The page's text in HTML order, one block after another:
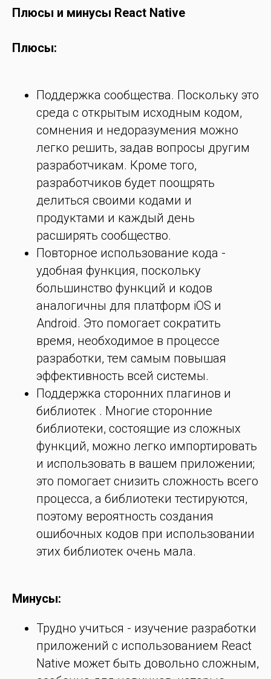
Плюсы и минусы React Native
Плюсы:
Поддержка сообщества. Поскольку это
среда с открытым исходным кодом,
сомнения и недоразумения можно
легко решить, задав вопросы другим
разработчикам. Кроме того,
разработчиков будет поощрять
делиться своими кодами и
продуктами и каждый день
расширять сообщество.
Повторное использование кода -
удобная функция, поскольку
большинство функций и кодов
аналогичны для платформ iOS и
Android. Это помогает сократить
время, необходимое в процессе
разработки, тем самым повышая
эффективность всей системы.
Поддержка сторонних плагинов и
библиотек . Многие сторонние
библиотеки, состоящие из сложных
функций, можно легко импортировать
и использовать в вашем приложении;
это помогает снизить сложность всего
процесса, а библиотеки тестируются,
поэтому вероятность создания
ошибочных кодов при использовании
этих библиотек очень мала.
Минусы:
Трудно учиться - изучение разработки
приложений с использованием React
Native может быть довольно сложным,